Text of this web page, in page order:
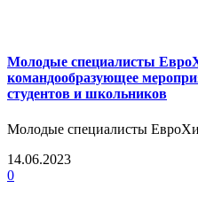
Молодые специалисты
командообразующее
студентов и школьников
Молодые специалисты
14.06.2023
0